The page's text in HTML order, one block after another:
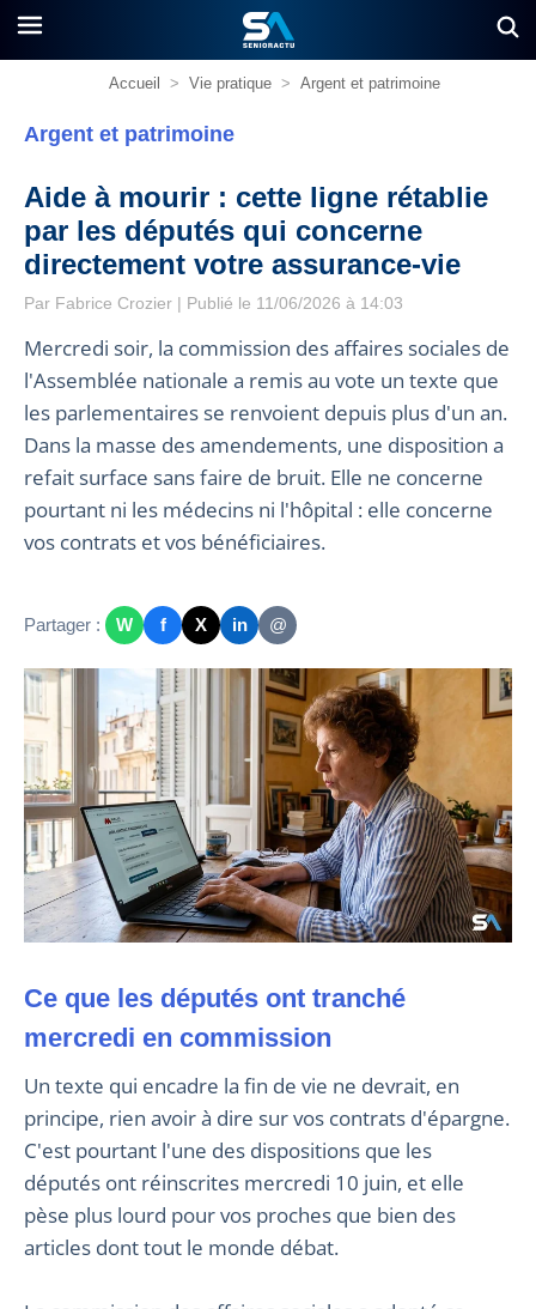
Accueil > Vie pratique > Argent et patrimoine
Argent et patrimoine
Aide à mourir : cette ligne rétablie
par les députés qui concerne
directement votre assurance-vie
Par Fabrice Crozier | Publié le 11/06/2026 à 14:03
Mercredi soir, la commission des affaires sociales de
l'Assemblée nationale a remis au vote un texte que
les parlementaires se renvoient depuis plus d'un an.
Dans la masse des amendements, une disposition a
refait surface sans faire de bruit. Elle ne concerne
pourtant ni les médecins ni l'hôpital : elle concerne
vos contrats et vos bénéficiaires.
Partager : W f X in @
Ce que les députés ont tranché
mercredi en commission
Un texte qui encadre la fin de vie ne devrait, en
principe, rien avoir à dire sur vos contrats d'épargne.
C'est pourtant l'une des dispositions que les
députés ont réinscrites mercredi 10 juin, et elle
pèse plus lourd pour vos proches que bien des
articles dont tout le monde débat.